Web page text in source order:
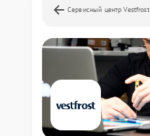
Сервисный центр Vestfrost